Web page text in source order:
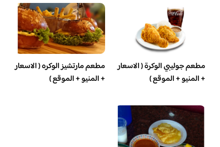
مطعم جوليبي الوكرة ( الاسعار
+ المنيو + الموقع )
مطعم مارتشيز الوكره ( الاسعار
+ المنيو + الموقع )